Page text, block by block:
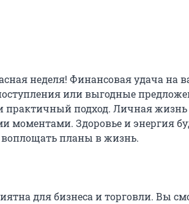
неделя! Финансовая удача на
или выгодные
практичный подход. Личная
моментами. Здоровье и энергия
воплощать планы в жизнь.
для бизнеса и торговли. Вы